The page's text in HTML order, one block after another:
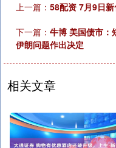
上一篇： 58配资 7月9日
下一篇： 牛博 美国债市：
伊朗问题作出决定
相关文章